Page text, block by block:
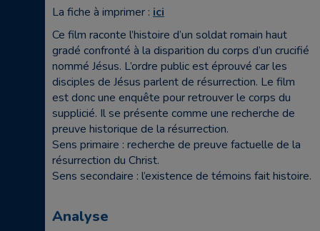
La fiche à imprimer : ici
Ce film raconte l’histoire d’un soldat romain haut
gradé confronté à la disparition du corps d’un crucifié
nommé Jésus. L’ordre public est éprouvé car les
disciples de Jésus parlent de résurrection. Le film
est donc une enquête pour retrouver le corps du
supplicié. Il se présente comme une recherche de
preuve historique de la résurrection.
Sens primaire : recherche de preuve factuelle de la
résurrection du Christ.
Sens secondaire : l’existence de témoins fait histoire.
Analyse